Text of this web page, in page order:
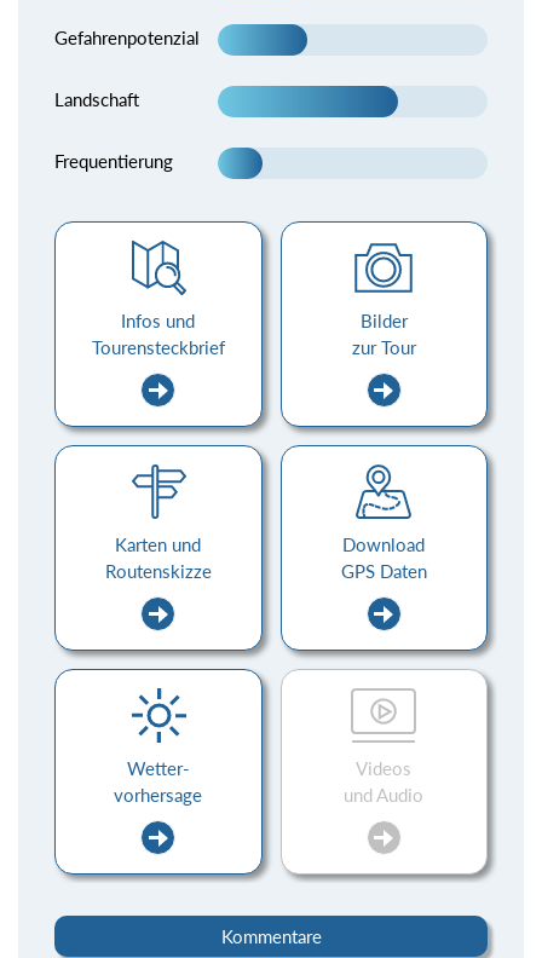
Gefahrenpotenzial
Landschaft
Frequentierung
Infos und
Tourensteckbrief
Bilder
zur Tour
Karten und
Routenskizze
Download
GPS Daten
Wetter-
vorhersage
Videos
und Audio
Kommentare